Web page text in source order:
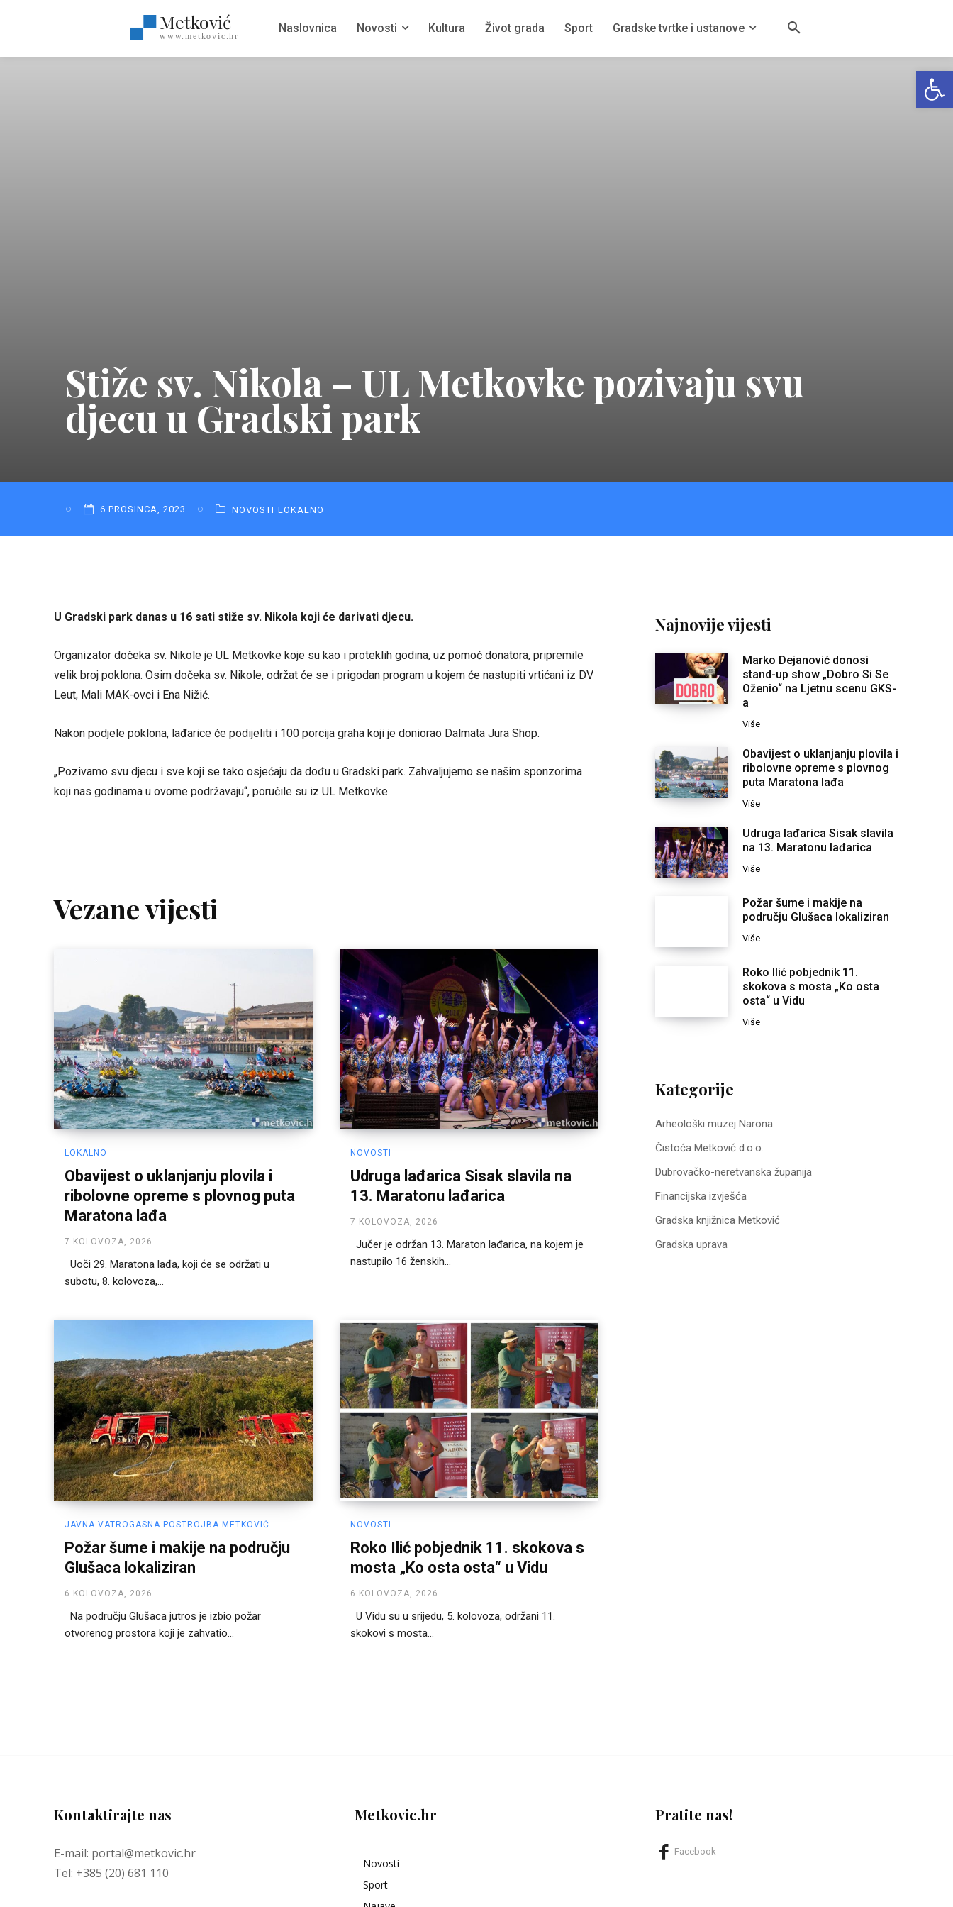
Metković
www.metkovic.hr
Naslovnica Novosti Kultura Život grada Sport Gradske tvrtke i ustanove
Stiže sv. Nikola – UL Metkovke pozivaju svu
djecu u Gradski park
6 PROSINCA, 2023 NOVOSTI LOKALNO
U Gradski park danas u 16 sati stiže sv. Nikola koji će darivati djecu.
Organizator dočeka sv. Nikole je UL Metkovke koje su kao i proteklih godina, uz pomoć donatora, pripremile
velik broj poklona. Osim dočeka sv. Nikole, održat će se i prigodan program u kojem će nastupiti vrtićani iz DV
Leut, Mali MAK-ovci i Ena Nižić.
Nakon podjele poklona, lađarice će podijeliti i 100 porcija graha koji je doniorao Dalmata Jura Shop.
„Pozivamo svu djecu i sve koji se tako osjećaju da dođu u Gradski park. Zahvaljujemo se našim sponzorima
koji nas godinama u ovome podržavaju“, poručile su iz UL Metkovke.
Vezane vijesti
LOKALNO
Obavijest o uklanjanju plovila i
ribolovne opreme s plovnog puta
Maratona lađa
7 KOLOVOZA, 2026
Uoči 29. Maratona lađa, koji će se održati u
subotu, 8. kolovoza,...
NOVOSTI
Udruga lađarica Sisak slavila na
13. Maratonu lađarica
7 KOLOVOZA, 2026
Jučer je održan 13. Maraton lađarica, na kojem je
nastupilo 16 ženskih...
JAVNA VATROGASNA POSTROJBA METKOVIĆ
Požar šume i makije na području
Glušaca lokaliziran
6 KOLOVOZA, 2026
Na području Glušaca jutros je izbio požar
otvorenog prostora koji je zahvatio...
NOVOSTI
Roko Ilić pobjednik 11. skokova s
mosta „Ko osta osta“ u Vidu
6 KOLOVOZA, 2026
U Vidu su u srijedu, 5. kolovoza, održani 11.
skokovi s mosta...
Najnovije vijesti
Marko Dejanović donosi
stand-up show „Dobro Si Se
Oženio“ na Ljetnu scenu GKS-
a
Više
Obavijest o uklanjanju plovila i
ribolovne opreme s plovnog
puta Maratona lađa
Više
Udruga lađarica Sisak slavila
na 13. Maratonu lađarica
Više
Požar šume i makije na
području Glušaca lokaliziran
Više
Roko Ilić pobjednik 11.
skokova s mosta „Ko osta
osta“ u Vidu
Više
Kategorije
Arheološki muzej Narona
Čistoća Metković d.o.o.
Dubrovačko-neretvanska županija
Financijska izvješća
Gradska knjižnica Metković
Gradska uprava
Kontaktirajte nas
E-mail: portal@metkovic.hr
Tel: +385 (20) 681 110
Metkovic.hr
Novosti
Sport
Pratite nas!
Facebook